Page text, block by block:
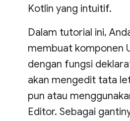
Kotlin yang intuitif.
Dalam tutorial ini,
membuat komponen
dengan fungsi
akan mengedit tata
pun atau
Editor. Sebagai